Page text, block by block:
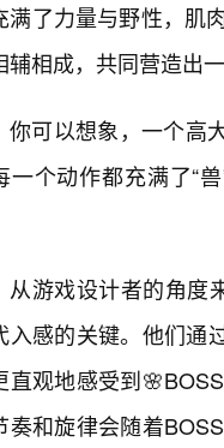
满了力量与野性，肌
辅相成，共同营造出
你可以想象，一个高
一个动作都充满了“
从游戏设计者的角度
入感的关键。他们通
直观地感受到
奏和旋律会随着